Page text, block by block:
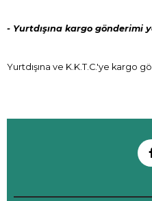
- Yurtdışına kargo gönderimi
Yurtdışına ve K.K.T.C.'ye kargo